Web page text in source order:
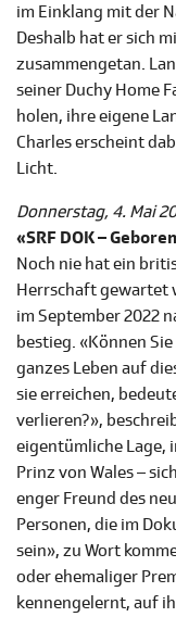
im Einklang mit der
Deshalb hat er sich
zusammengetan.
seiner Duchy Home
holen, ihre eigene
Charles erscheint
Licht.
Donnerstag, 4. Mai
«SRF DOK –
Noch nie hat ein
Herrschaft gewartet
im September 2022
bestieg. «Können
ganzes Leben auf
sie erreichen,
verlieren?»,
eigentümliche Lage,
Prinz von Wales –
enger Freund des
Personen, die im
sein», zu Wort
oder ehemaliger
kennengelernt, auf